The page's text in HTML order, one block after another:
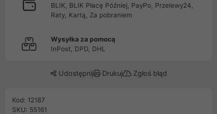
BLIK, BLIK Płacę Później, PayPo, Przelewy24,
Raty, Kartą, Za pobraniem
Wysyłka za pomocą
InPost, DPD, DHL
Udostępnij Drukuj Zgłoś błąd
Kod: 12187
SKU: 55161